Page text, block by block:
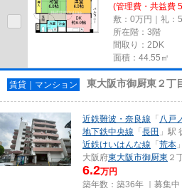
(管理費・共益費
敷：0万円｜礼：
所在階：3階
間取り：2DK
面積：44.55㎡
賃貸｜マンション 東大阪市御厨東２丁
近鉄難波・奈良線 「 八戸
地下鉄中央線 「長田 」駅
近鉄けいはんな線 「荒本
大阪府東大阪市御厨東 ２
6.2万円
築年数：築36年 ｜募集中